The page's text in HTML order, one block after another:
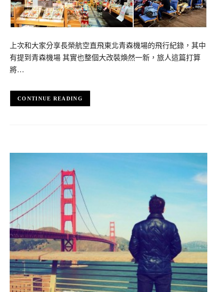
上次和大家分享長榮航空直飛東北青森機場的飛行紀錄，其中
有提到青森機場 其實也整個大改裝煥然一新，旅人這篇打算
將…
CONTINUE READING